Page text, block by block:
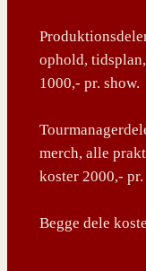
ophold,
1000,- pr. show.
merch, alle
koster 2000,- pr.
Begge dele